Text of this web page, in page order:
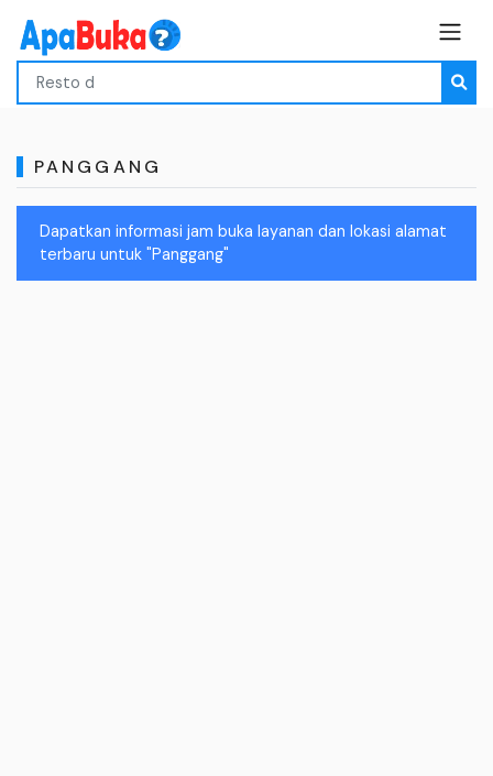
PANGGANG
Dapatkan informasi jam buka layanan dan lokasi alamat
terbaru untuk "Panggang"